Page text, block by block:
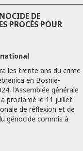
DE
PROCÈS POUR
les trente ans du crime
en Bosnie-
l’Assemblée générale
proclamé le 11 juillet
de réflexion et de
génocide commis à